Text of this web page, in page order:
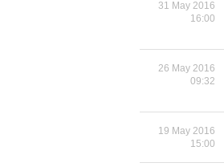
31 May 2016
16:00
26 May 2016
09:32
19 May 2016
15:00